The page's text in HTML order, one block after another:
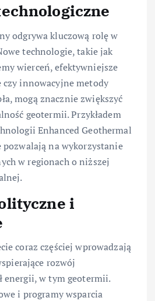
odgrywa kluczową rolę w
technologie, takie jak
wierceń, efektywniejsze
innowacyjne metody
mogą znacznie zwiększyć
geotermii. Przykładem
Enhanced Geothermal
pozwalają na wykorzystanie
w regionach o niższej
i
coraz częściej wprowadzają
rozwój
energii, w tym geotermii.
i programy wsparcia